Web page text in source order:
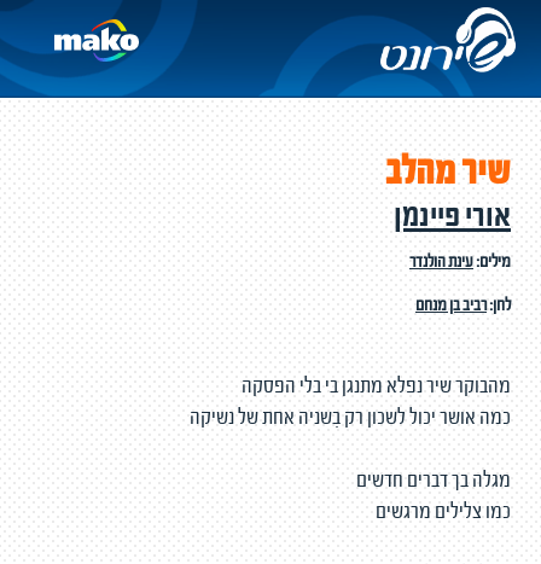
שיר מהלב
אורי פיינמן
מילים:עינת הולנדר
לחן:רביב בן מנחם
מהבוקר שיר נפלא מתנגן בי בלי הפסקה
כמה אושר יכול לשכון רק בִשניה אחת של נשיקה
מגלה בך דברים חדשים
כמו צלילים מרגשים